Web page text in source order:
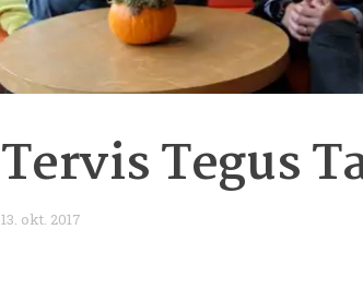
Tervis Tegus
13. okt. 2017